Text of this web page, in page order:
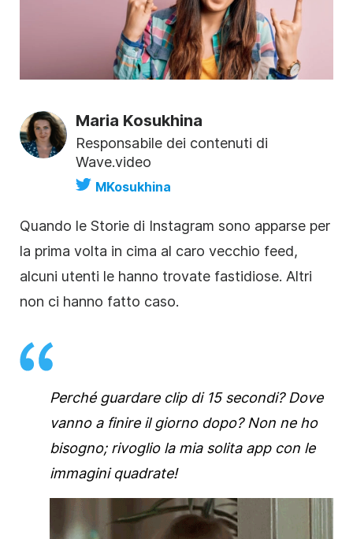
Maria Kosukhina
Responsabile dei contenuti di
Wave.video
MKosukhina
Quando le Storie di Instagram sono apparse per
la prima volta in cima al caro vecchio feed,
alcuni utenti le hanno trovate fastidiose. Altri
non ci hanno fatto caso.
Perché guardare clip di 15 secondi? Dove
vanno a finire il giorno dopo? Non ne ho
bisogno; rivoglio la mia solita app con le
immagini quadrate!